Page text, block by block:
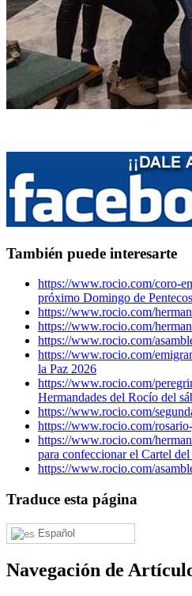
También puede interesarte
https://www.rocio.com/coro-
próximo Domingo de
https://www.rocio.com/
https://www.rocio.com/
https://www.rocio.com/
https://www.rocio.com/
la Paz 2026
https://www.rocio.com/
Hermandades del Rocío del
https://www.rocio.com/
https://www.rocio.com/
https://www.rocio.com/
para confeccionar el Cartel
https://www.rocio.com/
Traduce esta página
Español
Navegación de